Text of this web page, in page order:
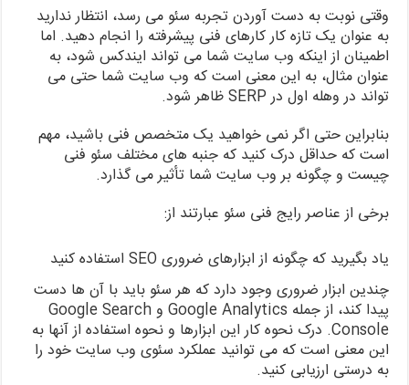
وقتی نوبت به دست آوردن تجربه سئو می رسد، انتظار ندارید
به عنوان یک تازه کار کارهای فنی پیشرفته را انجام دهید. اما
اطمینان از اینکه وب سایت شما می تواند ایندکس شود، به
عنوان مثال، به این معنی است که وب سایت شما حتی می
تواند در وهله اول در SERP ظاهر شود.
بنابراین حتی اگر نمی خواهید یک متخصص فنی باشید، مهم
است که حداقل درک کنید که جنبه های مختلف سئو فنی
چیست و چگونه بر وب سایت شما تأثیر می گذارد.
برخی از عناصر رایج فنی سئو عبارتند از:
یاد بگیرید که چگونه از ابزارهای ضروری SEO استفاده کنید
چندین ابزار ضروری وجود دارد که هر سئو باید با آن ها دست
پیدا کند، از جمله Google Analytics و Google Search
Console. درک نحوه کار این ابزارها و نحوه استفاده از آنها به
این معنی است که می توانید عملکرد سئوی وب سایت خود را
به درستی ارزیابی کنید.